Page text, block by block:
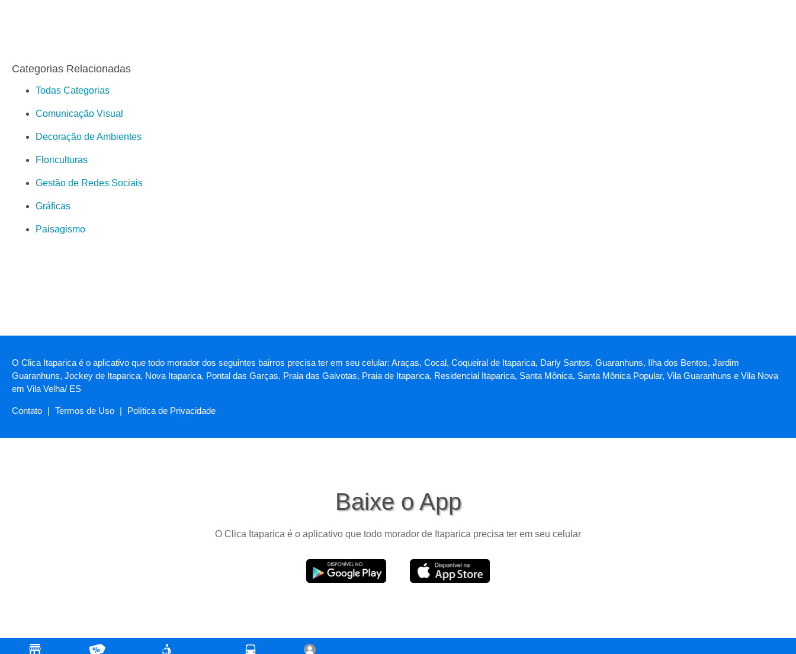
Categorias Relacionadas
Todas Categorias
Comunicação Visual
Decoração de Ambientes
Floriculturas
Gestão de Redes Sociais
Gráficas
Paisagismo
O Clica Itaparica é o aplicativo que todo morador dos seguintes bairros precisa ter em seu celular: Araças, Cocal, Coqueiral de Itaparica, Darly Santos, Guaranhuns, Ilha dos Bentos, Jardim
Guaranhuns, Jockey de Itaparica, Nova Itaparica, Pontal das Garças, Praia das Gaivotas, Praia de Itaparica, Residencial Itaparica, Santa Mônica, Santa Mônica Popular, Vila Guaranhuns e Vila Nova
em Vila Velha/ ES
Contato | Termos de Uso | Política de Privacidade
Baixe o App
O Clica Itaparica é o aplicativo que todo morador de Itaparica precisa ter em seu celular